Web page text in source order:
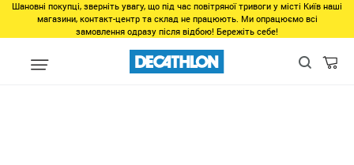
Шановні покупці, зверніть увагу, що під час повітряної тривоги у місті Київ наші
магазини, контакт-центр та склад не працюють. Ми опрацюємо всі
замовлення одразу після відбою! Бережіть себе!
Виды спорта Бег, Cпортивная ходьба Аксессуары,